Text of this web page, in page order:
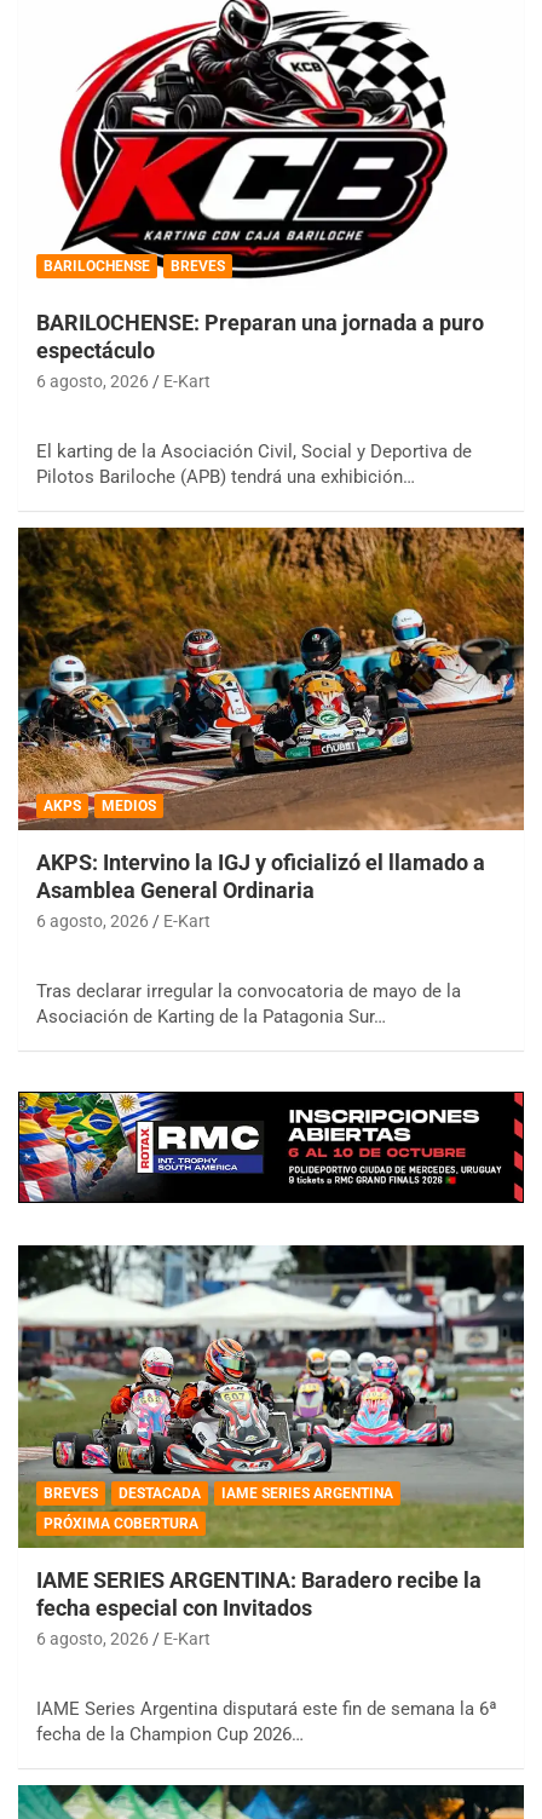
BARILOCHENSE BREVES
BARILOCHENSE: Preparan una jornada a puro
espectáculo
6 agosto, 2026 E-Kart
El karting de la Asociación Civil, Social y Deportiva de
Pilotos Bariloche (APB) tendrá una exhibición…
AKPS MEDIOS
AKPS: Intervino la IGJ y oficializó el llamado a
Asamblea General Ordinaria
6 agosto, 2026 E-Kart
Tras declarar irregular la convocatoria de mayo de la
Asociación de Karting de la Patagonia Sur…
BREVES DESTACADA
IAME SERIES ARGENTINA
PRÓXIMA COBERTURA
IAME SERIES ARGENTINA: Baradero recibe la
fecha especial con Invitados
6 agosto, 2026 E-Kart
IAME Series Argentina disputará este fin de semana la 6ª
fecha de la Champion Cup 2026…